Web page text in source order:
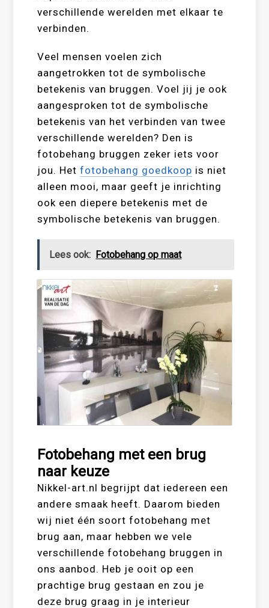
verschillende werelden met elkaar te
verbinden.
Veel mensen voelen zich
aangetrokken tot de symbolische
betekenis van bruggen. Voel jij je ook
aangesproken tot de symbolische
betekenis van het verbinden van twee
verschillende werelden? Den is
fotobehang bruggen zeker iets voor
jou. Hetfotobehang goedkoop is niet
alleen mooi, maar geeft je inrichting
ook een diepere betekenis met de
symbolische betekenis van bruggen.
Lees ook: Fotobehang op maat
Fotobehang met een brug
naar keuze
Nikkel-art.nl begrijpt dat iedereen een
andere smaak heeft. Daarom bieden
wij niet één soort fotobehang met
brug aan, maar hebben we vele
verschillende fotobehang bruggen in
ons aanbod. Heb je ooit op een
prachtige brug gestaan en zou je
deze brug graag in je interieur